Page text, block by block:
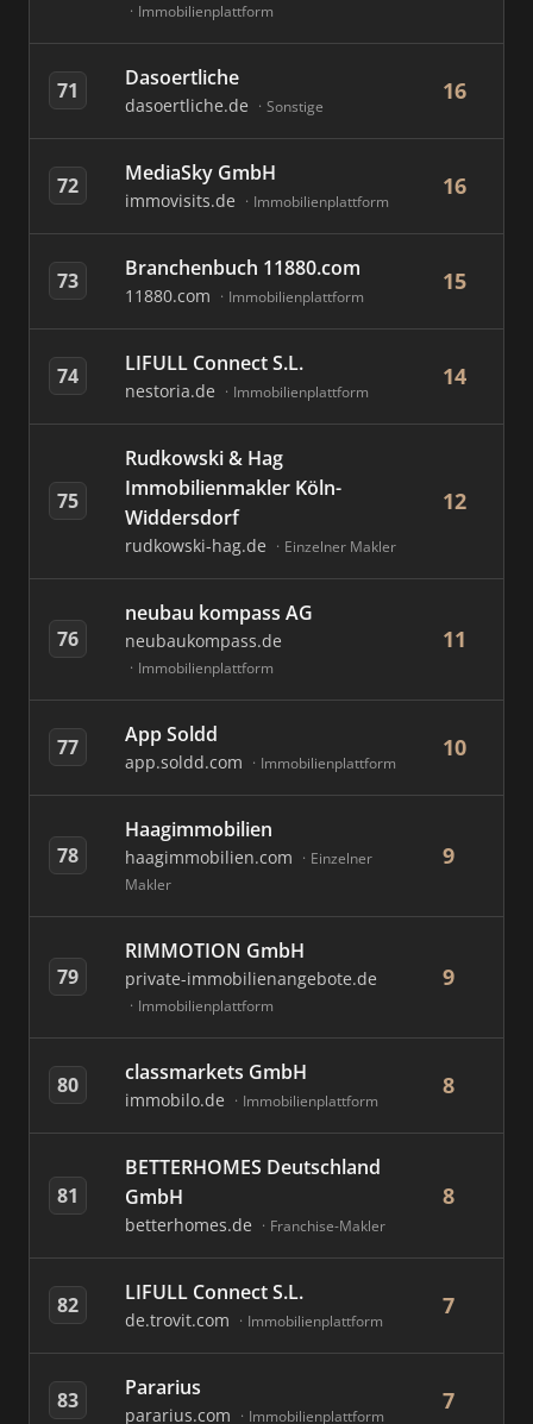
Immobilienplattform
71 Dasoertliche
dasoertliche.de Sonstige
16
72 MediaSky GmbH
immovisits.de Immobilienplattform
16
73 Branchenbuch 11880.com
11880.com Immobilienplattform
15
74 LIFULL Connect S.L.
nestoria.de Immobilienplattform
14
75
Rudkowski & Hag
Immobilienmakler Köln-
Widdersdorf
rudkowski-hag.de Einzelner Makler
12
76
neubau kompass AG
neubaukompass.de
Immobilienplattform
11
77 App Soldd
app.soldd.com Immobilienplattform
10
78
Haagimmobilien
haagimmobilien.com
Einzelner
Makler
9
79
RIMMOTION GmbH
private-immobilienangebote.de
Immobilienplattform
9
80 classmarkets GmbH
immobilo.de Immobilienplattform
8
81
BETTERHOMES Deutschland
GmbH
betterhomes.de Franchise-Makler
8
82 LIFULL Connect S.L.
de.trovit.com Immobilienplattform
7
83 Pararius
pararius.com Immobilienplattform
7